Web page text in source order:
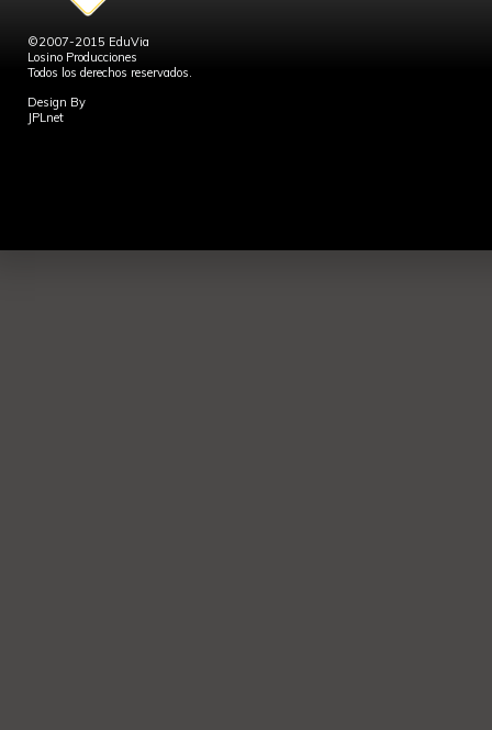
©2007-2015 EduVia
Losino Producciones
Todos los derechos reservados.
Design By
JPLnet